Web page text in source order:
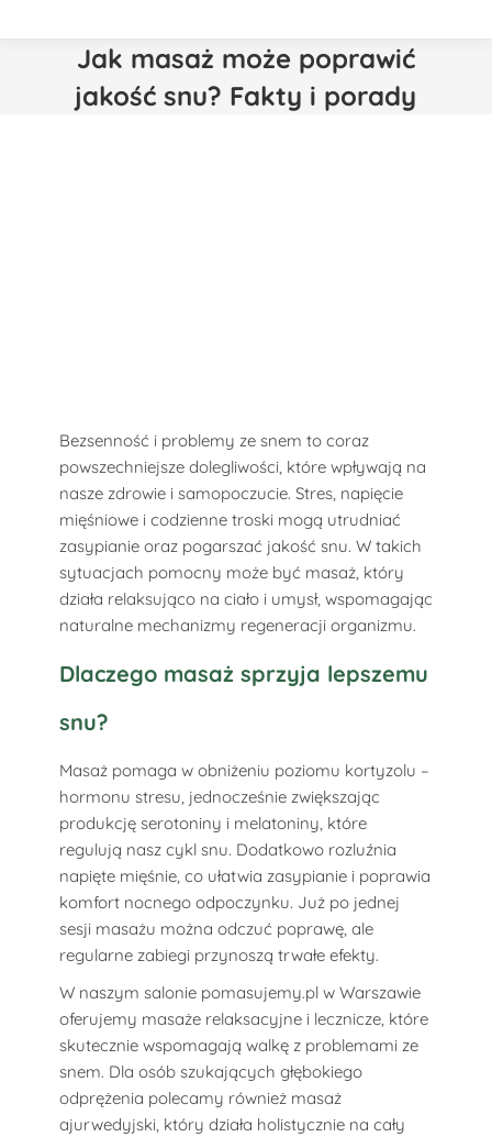
Jak masaż może poprawić
jakość snu? Fakty i porady
Bezsenność i problemy ze snem to coraz
powszechniejsze dolegliwości, które wpływają na
nasze zdrowie i samopoczucie. Stres, napięcie
mięśniowe i codzienne troski mogą utrudniać
zasypianie oraz pogarszać jakość snu. W takich
sytuacjach pomocny może być masaż, który
działa relaksująco na ciało i umysł, wspomagając
naturalne mechanizmy regeneracji organizmu.
Dlaczego masaż sprzyja lepszemu
snu?
Masaż pomaga w obniżeniu poziomu kortyzolu –
hormonu stresu, jednocześnie zwiększając
produkcję serotoniny i melatoniny, które
regulują nasz cykl snu. Dodatkowo rozluźnia
napięte mięśnie, co ułatwia zasypianie i poprawia
komfort nocnego odpoczynku. Już po jednej
sesji masażu można odczuć poprawę, ale
regularne zabiegi przynoszą trwałe efekty.
W naszym salonie pomasujemy.pl w Warszawie
oferujemy masaże relaksacyjne i lecznicze, które
skutecznie wspomagają walkę z problemami ze
snem. Dla osób szukających głębokiego
odprężenia polecamy również masaż
ajurwedyjski, który działa holistycznie na cały